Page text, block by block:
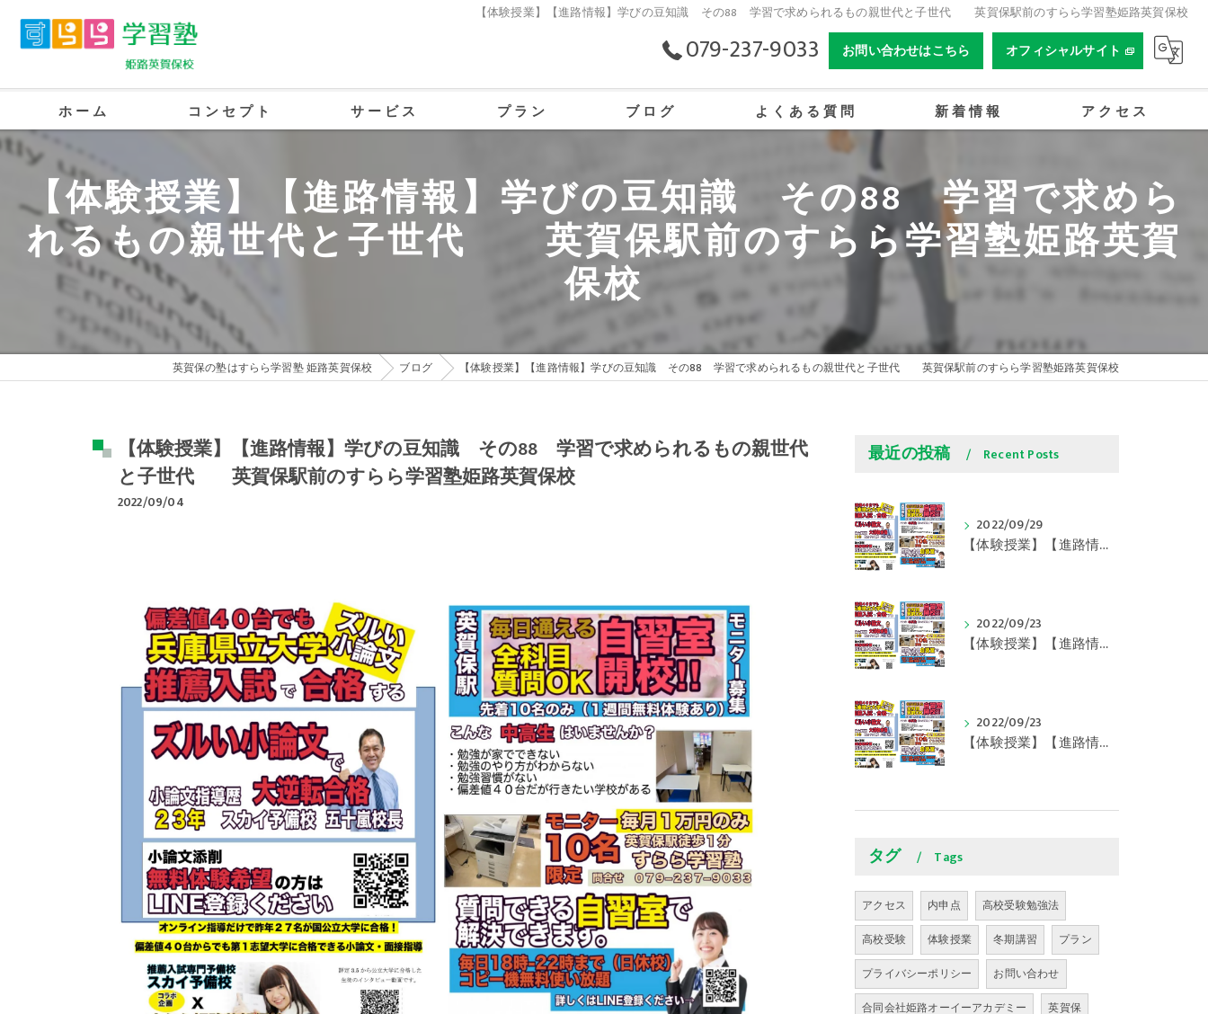
【体験授業】【進路情報】学びの豆知識 その88 学習で求められるもの親世代と子世代 英賀保駅前のすらら学習塾姫路英賀保校
079-237-9033 お問い合わせはこちら オフィシャルサイト
ホーム コンセプト
英賀保の塾･すらら学習塾 姫路英賀保校の口コミ情報
英賀保の塾･すらら学習塾 姫路英賀保校の評判
英賀保の塾･すらら学習塾 姫路英賀保校のお客様の声
サービス プラン ブログ よくある質問 新着情報 アクセス
合同会社姫路オーイーアカデミー
【体験授業】【進路情報】学びの豆知識 その88 学習で求めら
れるもの親世代と子世代 英賀保駅前のすらら学習塾姫路英賀
保校
英賀保の塾はすらら学習塾 姫路英賀保校 ブログ 【体験授業】【進路情報】学びの豆知識 その88 学習で求められるもの親世代と子世代 英賀保駅前のすらら学習塾姫路英賀保校
【体験授業】【進路情報】学びの豆知識 その88 学習で求められるもの親世代
と子世代 英賀保駅前のすらら学習塾姫路英賀保校
2022/09/04
最近の投稿 Recent Posts
2022/09/29
【体験授業】【進路情報】学びの豆知識 その108 やはり、これに帰ってくる？｜英賀保駅前のすらら学習塾姫路英賀保校
2022/09/23
【体験授業】【進路情報】学びの豆知識 その107 実力テストや模試が苦手な人は｜英賀保駅前のすらら学習塾姫路英賀保校
2022/09/23
【体験授業】【進路情報】学びの豆知識 その106 やはり目的がないとモチベーションが上がらない ｜英賀保駅前のすらら学習塾姫路英賀保校
タグ Tags
アクセス 内申点
高校受験勉強法
高校受験
体験授業 冬期講習
プラン
プライバシーポリシー
お問い合わせ
合同会社姫路オーイーアカデミー
英賀保